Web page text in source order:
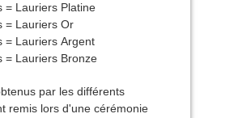
= Lauriers Platine
= Lauriers Or
= Lauriers Argent
= Lauriers Bronze
par les différents
remis lors d'une cérémonie